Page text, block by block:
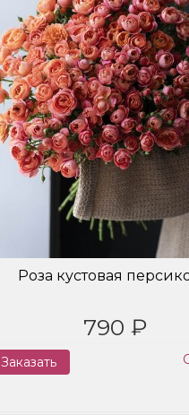
Роза кустовая
790 ₽
Заказать